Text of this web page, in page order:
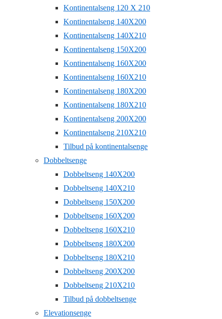
Kontinentalseng 120 X 210
Kontinentalseng 140X200
Kontinentalseng 140X210
Kontinentalseng 150X200
Kontinentalseng 160X200
Kontinentalseng 160X210
Kontinentalseng 180X200
Kontinentalseng 180X210
Kontinentalseng 200X200
Kontinentalseng 210X210
Tilbud på kontinentalsenge
Dobbeltsenge
Dobbeltseng 140X200
Dobbeltseng 140X210
Dobbeltseng 150X200
Dobbeltseng 160X200
Dobbeltseng 160X210
Dobbeltseng 180X200
Dobbeltseng 180X210
Dobbeltseng 200X200
Dobbeltseng 210X210
Tilbud på dobbeltsenge
Elevationsenge